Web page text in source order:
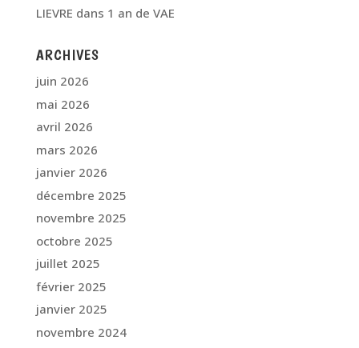
LIEVRE dans 1 an de VAE
ARCHIVES
juin 2026
mai 2026
avril 2026
mars 2026
janvier 2026
décembre 2025
novembre 2025
octobre 2025
juillet 2025
février 2025
janvier 2025
novembre 2024